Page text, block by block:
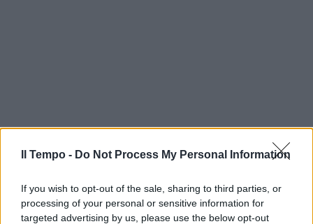
Il Tempo - Do Not Process My Personal Information
If you wish to opt-out of the sale, sharing to third parties, or
processing of your personal or sensitive information for
targeted advertising by us, please use the below opt-out